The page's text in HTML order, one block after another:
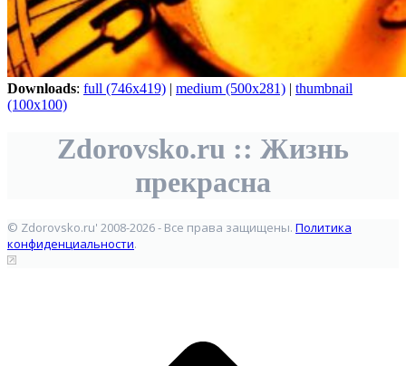
Downloads: full (746x419) | medium (500x281) | thumbnail
(100x100)
Zdorovsko.ru :: Жизнь
прекрасна
© Zdorovsko.ru' 2008-2026 - Все права защищены. Политика
конфиденциальности.